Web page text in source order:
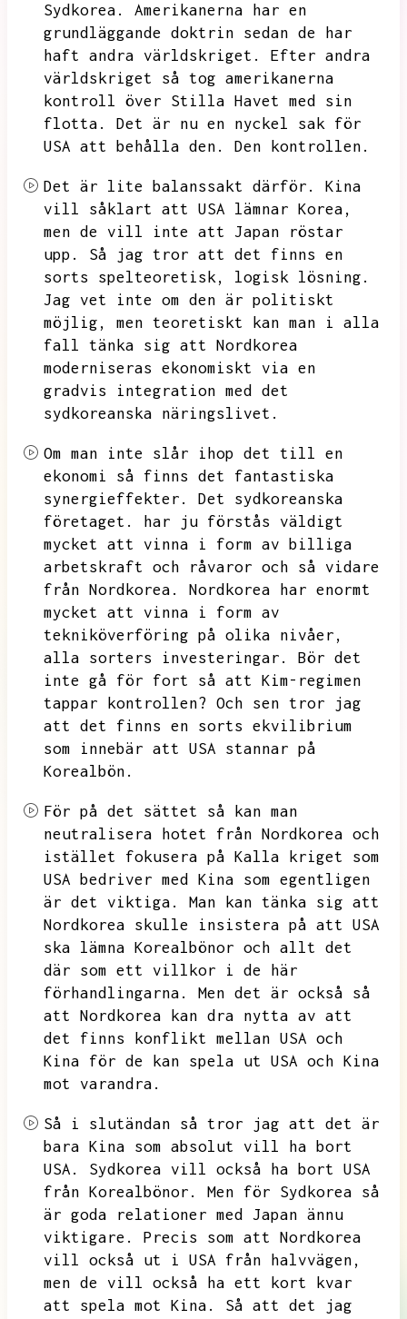
Sydkorea.
Amerikanerna har en
grundläggande doktrin sedan de har
haft andra världskriget.
Efter andra
världskriget så tog amerikanerna
kontroll över Stilla Havet med sin
flotta.
Det är nu en nyckel sak för
USA att behålla den.
Den kontrollen.
Det är lite balanssakt därför.
Kina
vill såklart att USA lämnar Korea,
men de vill inte att Japan röstar
upp.
Så jag tror att det finns en
sorts spelteoretisk,
logisk lösning.
Jag vet inte om den är politiskt
möjlig,
men teoretiskt kan man i alla
fall tänka sig att Nordkorea
moderniseras ekonomiskt via en
gradvis integration med det
sydkoreanska näringslivet.
Om man inte slår ihop det till en
ekonomi så finns det fantastiska
synergieffekter.
Det sydkoreanska
företaget.
har ju förstås väldigt
mycket att vinna i form av billiga
arbetskraft och råvaror och så vidare
från Nordkorea.
Nordkorea har enormt
mycket att vinna i form av
tekniköverföring på olika nivåer,
alla sorters investeringar.
Bör det
inte gå för fort så att Kim-regimen
tappar kontrollen? Och sen tror jag
att det finns en sorts ekvilibrium
som innebär att USA stannar på
Korealbön.
För på det sättet så kan man
neutralisera hotet från Nordkorea och
istället fokusera på Kalla kriget som
USA bedriver med Kina som egentligen
är det viktiga.
Man kan tänka sig att
Nordkorea skulle insistera på att USA
ska lämna Korealbönor och allt det
där som ett villkor i de här
förhandlingarna.
Men det är också så
att Nordkorea kan dra nytta av att
det finns konflikt mellan USA och
Kina för de kan spela ut USA och Kina
mot varandra.
Så i slutändan så tror jag att det är
bara Kina som absolut vill ha bort
USA.
Sydkorea vill också ha bort USA
från Korealbönor.
Men för Sydkorea så
är goda relationer med Japan ännu
viktigare.
Precis som att Nordkorea
vill också ut i USA från halvvägen,
men de vill också ha ett kort kvar
att spela mot Kina.
Så att det jag